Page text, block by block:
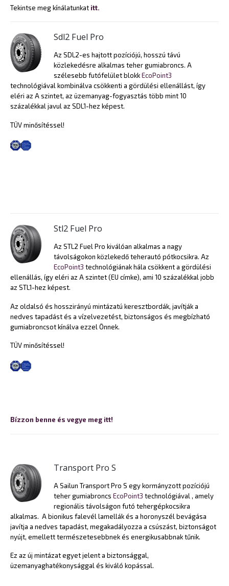
Tekintse meg kínálatunkat itt.
Sdl2 Fuel Pro
Az SDL2-es hajtott pozíciójú, hosszú távú
közlekedésre alkalmas teher gumiabroncs. A
szélesebb futófelület blokkEcoPoint3
technológiával kombinálva csökkenti a gördülési ellenállást, így
eléri az A szintet, az üzemanyag-fogyasztás több mint 10
százalékkal javul az SDL1-hez képest.
TÜV minősítéssel!
Stl2 Fuel Pro
Az STL2 Fuel Pro kiválóan alkalmas a nagy
távolságokon közlekedő teherautó pótkocsikra. Az
EcoPoint3 technológiának hála csökkent a gördülési
ellenállás, így eléri az A szintet (EU címke), ami 10 százalékkal jobb
az STL1-hez képest.
Az oldalsó és hosszirányú mintázatú keresztbordák, javítják a
nedves tapadást és a vízelvezetést, biztonságos és megbízható
gumiabroncsot kínálva ezzel Önnek.
TÜV minősítéssel!
Bízzon benne és vegye meg itt!
Transport Pro S
A Sailun Transport Pro S egy kormányzott pozíciójú
teher gumiabroncsEcoPoint3 technológiával , amely
regionális távolságon futó tehergépkocsikra
alkalmas. A bionikus falevél lamellák és a horonyszél bevágása
javítja a nedves tapadást, megakadályozza a csúszást, biztonságot
nyújt, emellett természetesebbnek és energikusabbnak tűnik.
Ez az új mintázat egyet jelent a biztonsággal,
üzemanyaghatékonysággal és kiváló kopással.